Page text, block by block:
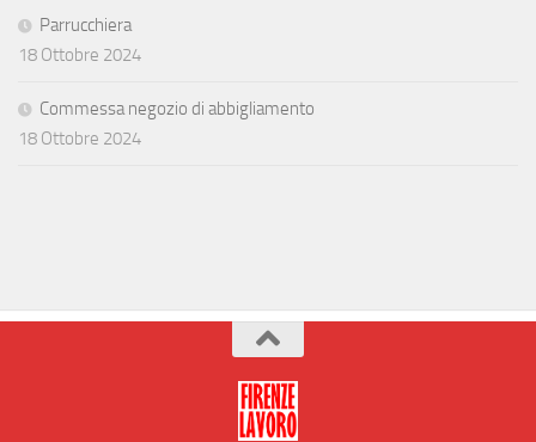
Parrucchiera
18 Ottobre 2024
Commessa negozio di abbigliamento
18 Ottobre 2024